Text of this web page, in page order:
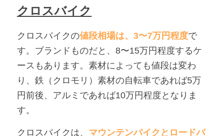
クロスバイク
クロスバイクの値段相場は、3〜7万円程度で
す。ブランドものだと、8〜15万円程度するケ
ースもあります。素材によっても値段は変わ
り、鉄（クロモリ）素材の自転車であれば5万
円前後、アルミであれば10万円程度となりま
す。
クロスバイクは、 マウンテンバイクとロードバ